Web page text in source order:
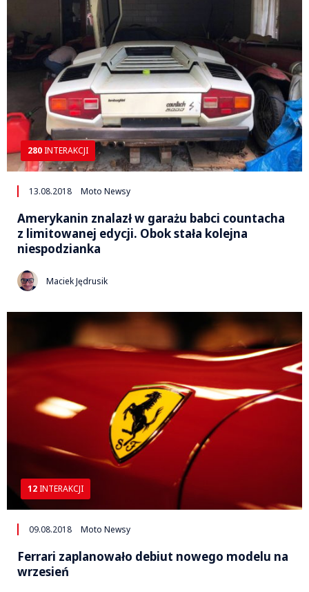
280 INTERAKCJI
13.08.2018 Moto Newsy
Amerykanin znalazł w garażu babci countacha
z limitowanej edycji. Obok stała kolejna
niespodzianka
Maciek Jędrusik
12 INTERAKCJI
09.08.2018 Moto Newsy
Ferrari zaplanowało debiut nowego modelu na
wrzesień